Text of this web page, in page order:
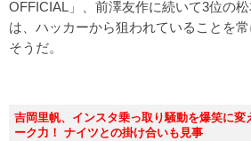
OFFICIAL」、前澤友作に続いて3位の
は、ハッカーから狙われていることを
そうだ。
吉岡里帆、インスタ乗っ取り騒動を爆笑に変
ーク力！ ナイツとの掛け合いも見事